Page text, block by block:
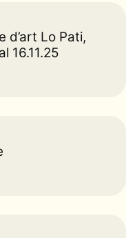
d’art Lo Pati,
16.11.25